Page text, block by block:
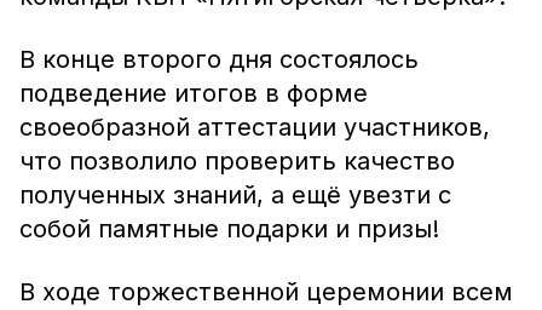
В конце второго дня состоялось
подведение итогов в форме
своеобразной аттестации участников,
что позволило проверить качество
полученных знаний, а ещё увезти с
собой памятные подарки и призы!
В ходе торжественной церемонии всем